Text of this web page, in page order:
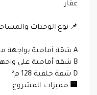
عقار
📌 نوع الوحدات
A شقة أمامية بواجهة مفتوحة 119 م²
B شقة أمامية على واجهة 121 م²
D شقة خلفية 128 م²
🏢 مميزات المشروع